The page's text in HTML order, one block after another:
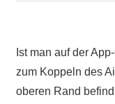
Ist man auf der
zum Koppeln des
oberen Rand